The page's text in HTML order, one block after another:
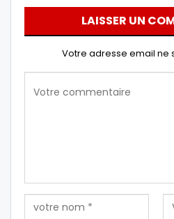
LAISSER UN
Votre adresse email ne